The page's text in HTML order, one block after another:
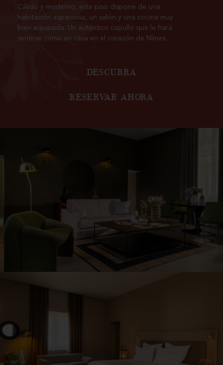
Cálido y moderno, este piso dispone de una
habitación espaciosa, un salón y una cocina muy
bien equipada. Un auténtico capullo que le hará
sentirse como en casa en el corazón de Nîmes.
DESCUBRA
RESERVAR AHORA